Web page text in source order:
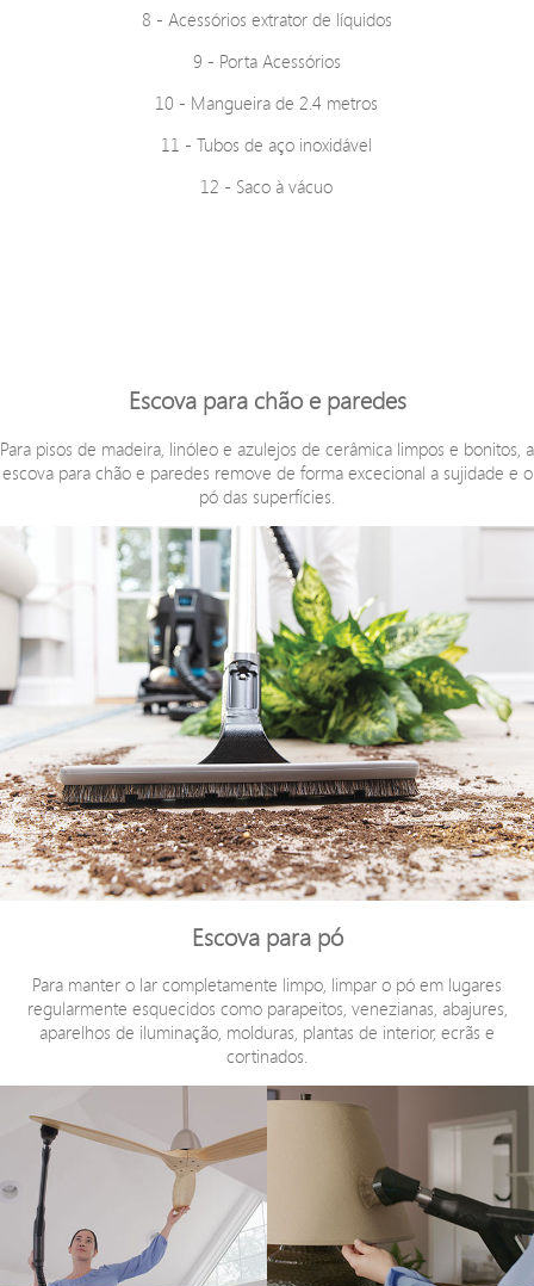
8 - Acessórios extrator de líquidos
9 - Porta Acessórios
10 - Mangueira de 2.4 metros
11 - Tubos de aço inoxidável
12 - Saco à vácuo
Escova para chão e paredes
Para pisos de madeira, linóleo e azulejos de cerâmica limpos e bonitos, a
escova para chão e paredes remove de forma excecional a sujidade e o
pó das superfícies.
Escova para pó
Para manter o lar completamente limpo, limpar o pó em lugares
regularmente esquecidos como parapeitos, venezianas, abajures,
aparelhos de iluminação, molduras, plantas de interior, ecrãs e
cortinados.